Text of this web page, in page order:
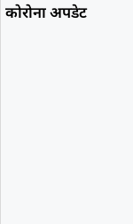
कोरोना अपडेट